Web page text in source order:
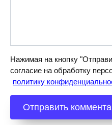
Нажимая на кнопку
согласие на обработку
политику